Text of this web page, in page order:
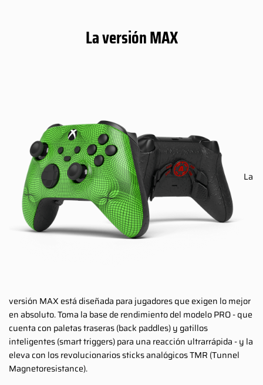
La versión MAX
La
versión MAX está diseñada para jugadores que exigen lo mejor
en absoluto. Toma la base de rendimiento del modelo PRO - que
cuenta con paletas traseras (back paddles) y gatillos
inteligentes (smart triggers) para una reacción ultrarrápida - y la
eleva con los revolucionarios sticks analógicos TMR (Tunnel
Magnetoresistance).